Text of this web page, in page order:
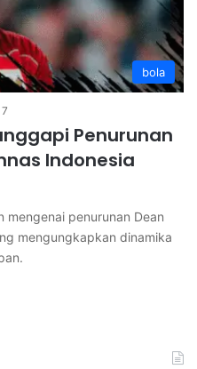
bola
7
Penurunan
Indonesia
mengenai penurunan Dean
mengungkapkan dinamika